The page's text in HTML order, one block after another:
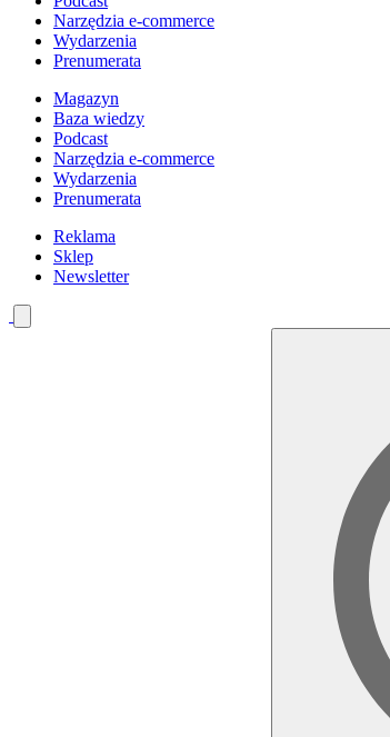
Narzędzia e-commerce
Wydarzenia
Prenumerata
Magazyn
Baza wiedzy
Podcast
Narzędzia e-commerce
Wydarzenia
Prenumerata
Reklama
Sklep
Newsletter